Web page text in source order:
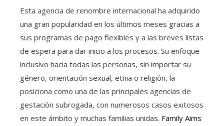
Esta agencia de renombre internacional ha adquirido
una gran popularidad en los últimos meses gracias a
sus programas de pago flexibles y a las breves listas
de espera para dar inicio a los procesos. Su enfoque
inclusivo hacia todas las personas, sin importar su
género, orientación sexual, etnia o religión, la
posiciona como una de las principales agencias de
gestación subrogada, con numerosos casos exitosos
en este ámbito y muchas familias unidas. Family Aims